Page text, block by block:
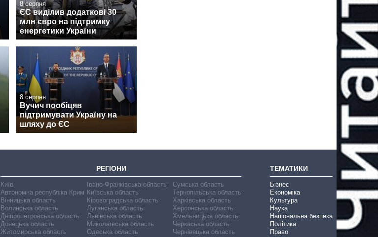
8 серпня
ЄС виділив додаткові 30
млн євро на підтримку
енергетики України
8 серпня
Вучич пообіцяв
підтримувати Україну на
шляху до ЄС
РЕГІОНИ
Київ
Автономна республіка Крим
Вінницька область
Волинська область
Дніпропетровська область
Донецька область
Житомирська область
Івано-Франківська область
Київська область
Кіровоградська область
Луганська область
Львівська область
Миколаївська область
Одеська область
Сумська область
Тернопільська область
Харківська область
Херсонська область
Хмельницька область
Черкаська область
Чернівецька область
ТЕМАТИКИ
Бізнес
Економіка
Культура
Наука
Національна безпека
Політика
Право